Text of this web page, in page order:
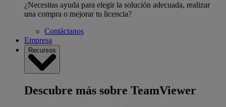
¿Necesitas ayuda para elegir la solución adecuada, realizar
una compra o mejorar tu licencia?
Contáctanos
Empresa
Recursos
Descubre más sobre TeamViewer